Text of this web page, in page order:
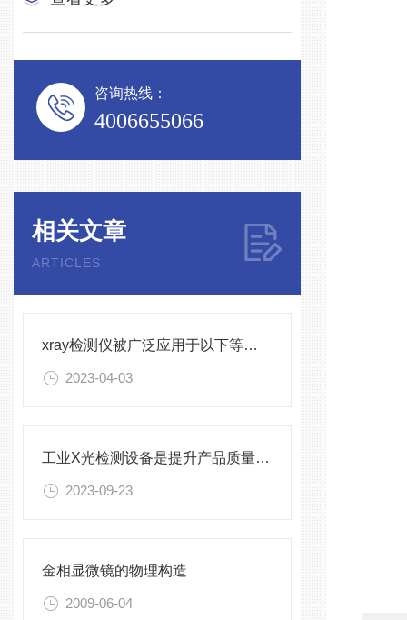
咨询热线：
4006655066
相关文章
ARTICLES
xray检测仪被广泛应用于以下等领域
2023-04-03
工业X光检测设备是提升产品质量和生产效率的关键设备
2023-09-23
金相显微镜的物理构造
2009-06-04